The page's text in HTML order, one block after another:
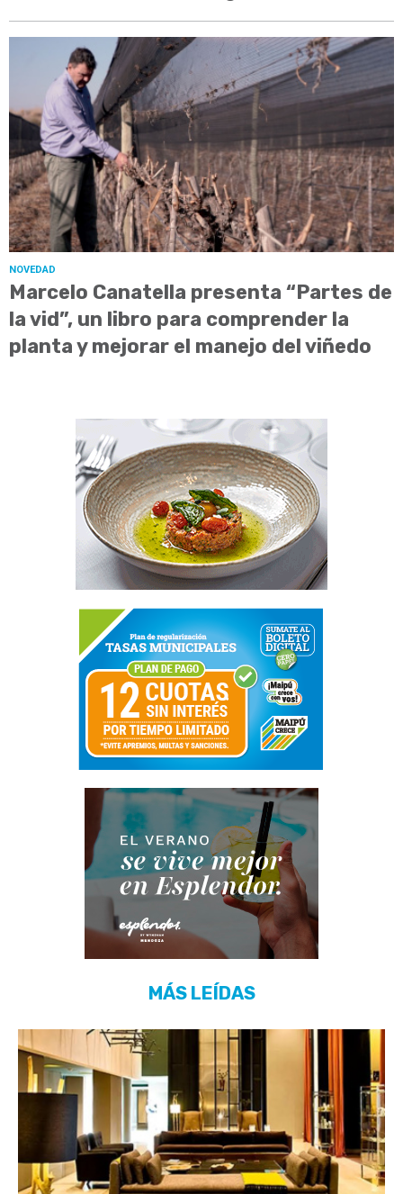
NOVEDAD
Marcelo Canatella presenta “Partes de
la vid”, un libro para comprender la
planta y mejorar el manejo del viñedo
MÁS LEÍDAS